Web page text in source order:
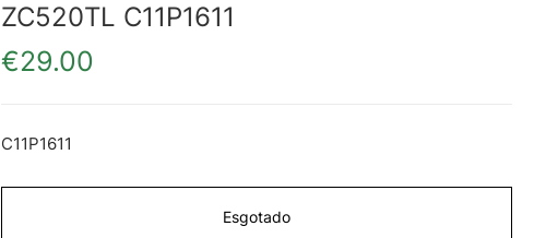
ZC520TL C11P1611
€29.00
C11P1611
Esgotado